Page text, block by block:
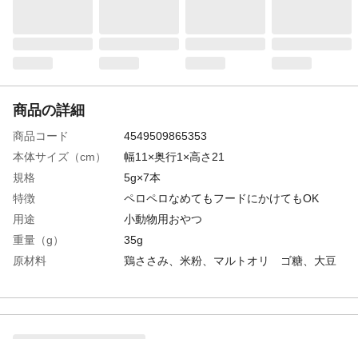
商品の詳細
商品コード
4549509865353
本体サイズ（cm）
幅11×奥行1×高さ21
規格
5g×7本
特徴
ペロペロなめてもフードにかけてもOK
用途
小動物用おやつ
重量（g）
35g
原材料
鶏ささみ、米粉、マルトオリ ゴ糖、大豆